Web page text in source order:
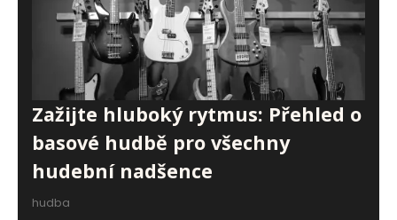
Zažijte hluboký rytmus: Přehled o
basové hudbě pro všechny
hudební nadšence
hudba